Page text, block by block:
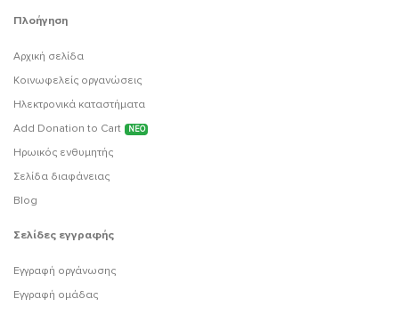
Πλοήγηση
Αρχική σελίδα
Κοινωφελείς οργανώσεις
Ηλεκτρονικά καταστήματα
Add Donation to Cart
ΝΕΟ
Ηρωικός ενθυμητής
Σελίδα διαφάνειας
Blog
Σελίδες εγγραφής
Εγγραφή οργάνωσης
Εγγραφή ομάδας